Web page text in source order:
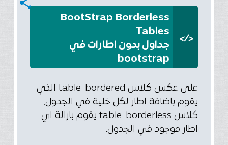
</>
BootStrap Borderless
Tables
جداول بدون اطارات في
bootstrap
على عكس كلاس table-bordered الذي
يقوم باضافة اطار لكل خلية في الجدول,
كلاس table-borderless يقوم بازالة اي
اطار موجود في الجدول.